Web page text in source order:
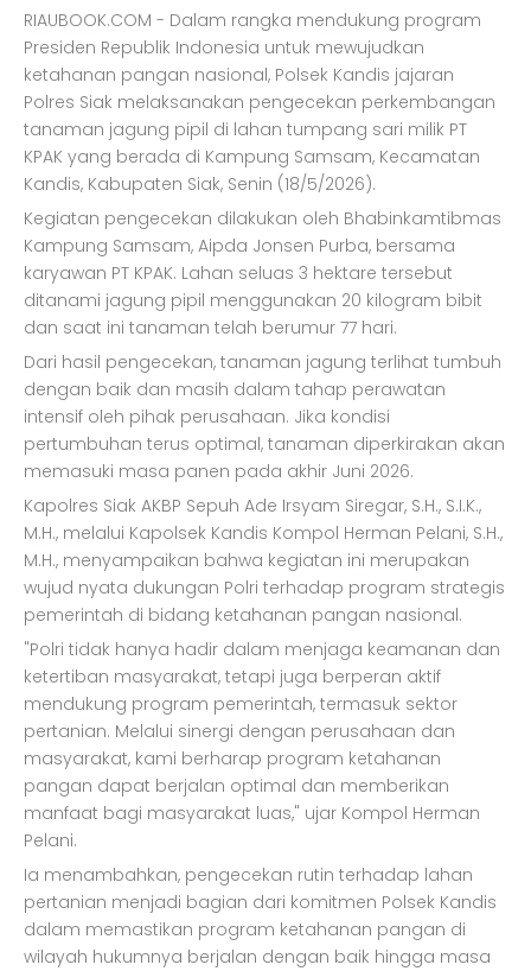
RIAUBOOK.COM - Dalam rangka mendukung program
Presiden Republik Indonesia untuk mewujudkan
ketahanan pangan nasional, Polsek Kandis jajaran
Polres Siak melaksanakan pengecekan perkembangan
tanaman jagung pipil di lahan tumpang sari milik PT
KPAK yang berada di Kampung Samsam, Kecamatan
Kandis, Kabupaten Siak, Senin (18/5/2026).
Kegiatan pengecekan dilakukan oleh Bhabinkamtibmas
Kampung Samsam, Aipda Jonsen Purba, bersama
karyawan PT KPAK. Lahan seluas 3 hektare tersebut
ditanami jagung pipil menggunakan 20 kilogram bibit
dan saat ini tanaman telah berumur 77 hari.
Dari hasil pengecekan, tanaman jagung terlihat tumbuh
dengan baik dan masih dalam tahap perawatan
intensif oleh pihak perusahaan. Jika kondisi
pertumbuhan terus optimal, tanaman diperkirakan akan
memasuki masa panen pada akhir Juni 2026.
Kapolres Siak AKBP Sepuh Ade Irsyam Siregar, S.H., S.I.K.,
M.H., melalui Kapolsek Kandis Kompol Herman Pelani, S.H.,
M.H., menyampaikan bahwa kegiatan ini merupakan
wujud nyata dukungan Polri terhadap program strategis
pemerintah di bidang ketahanan pangan nasional.
"Polri tidak hanya hadir dalam menjaga keamanan dan
ketertiban masyarakat, tetapi juga berperan aktif
mendukung program pemerintah, termasuk sektor
pertanian. Melalui sinergi dengan perusahaan dan
masyarakat, kami berharap program ketahanan
pangan dapat berjalan optimal dan memberikan
manfaat bagi masyarakat luas," ujar Kompol Herman
Pelani.
Ia menambahkan, pengecekan rutin terhadap lahan
pertanian menjadi bagian dari komitmen Polsek Kandis
dalam memastikan program ketahanan pangan di
wilayah hukumnya berjalan dengan baik hingga masa